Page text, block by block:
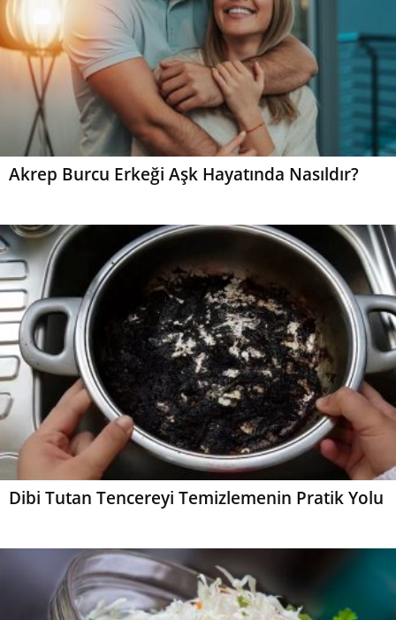
Akrep Burcu Erkeği Aşk Hayatında Nasıldır?
Dibi Tutan Tencereyi Temizlemenin Pratik Yolu